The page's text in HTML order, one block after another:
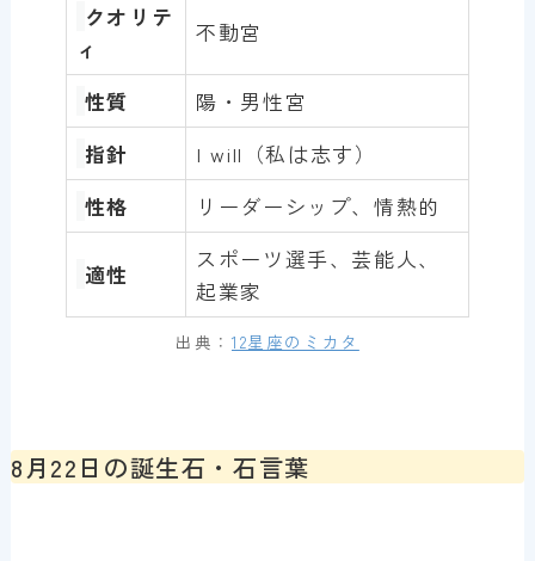
クオリテ
ィ
不動宮
性質
陽・男性宮
指針
I will（私は志す）
性格
リーダーシップ、情熱的
適性
スポーツ選手、芸能人、
起業家
出典： 12星座のミカタ
8月22日の誕生石・石言葉